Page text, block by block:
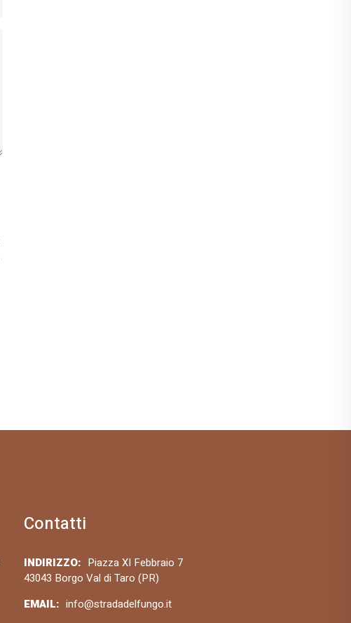
Contatti
INDIRIZZO: Piazza XI Febbraio 7
43043 Borgo Val di Taro (PR)
EMAIL: info@stradadelfungo.it